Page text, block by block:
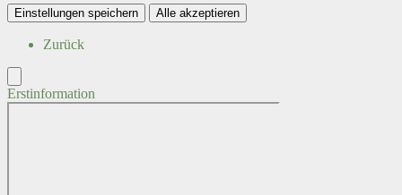
Einstellungen speichern Alle akzeptieren
Zurück
Erstinformation